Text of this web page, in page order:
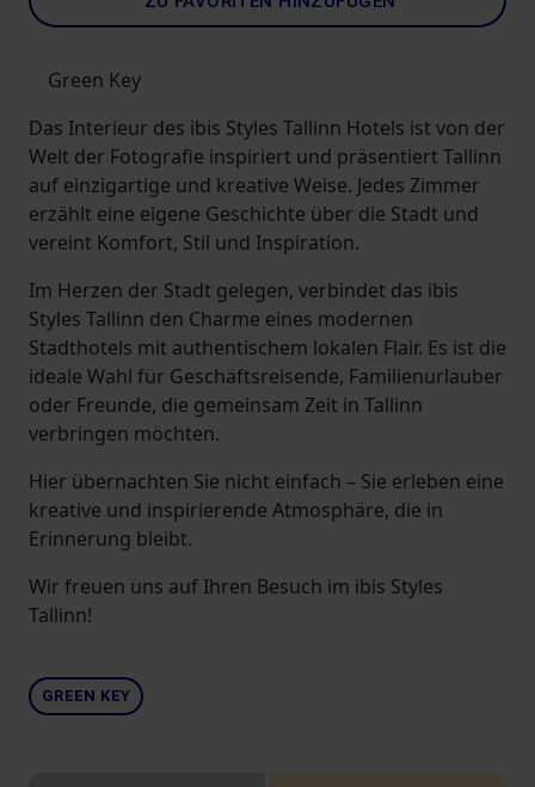
Green Key
Das Interieur des ibis Styles Tallinn Hotels ist von der
Welt der Fotografie inspiriert und präsentiert Tallinn
auf einzigartige und kreative Weise. Jedes Zimmer
erzählt eine eigene Geschichte über die Stadt und
vereint Komfort, Stil und Inspiration.
Im Herzen der Stadt gelegen, verbindet das ibis
Styles Tallinn den Charme eines modernen
Stadthotels mit authentischem lokalen Flair. Es ist die
ideale Wahl für Geschäftsreisende, Familienurlauber
oder Freunde, die gemeinsam Zeit in Tallinn
verbringen möchten.
Hier übernachten Sie nicht einfach – Sie erleben eine
kreative und inspirierende Atmosphäre, die in
Erinnerung bleibt.
Wir freuen uns auf Ihren Besuch im ibis Styles
Tallinn!
GREEN KEY